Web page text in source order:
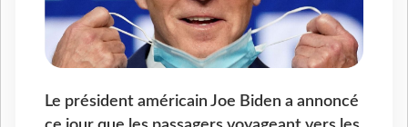
Le président américain Joe Biden a annoncé